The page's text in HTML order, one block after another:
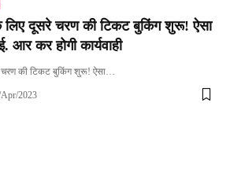
लिए दूसरे चरण की टिकट बुकिंग शुरू! ऐसा
कर होगी कार्यवाही
की टिकट बुकिंग शुरू! ऐसा…
Apr/2023